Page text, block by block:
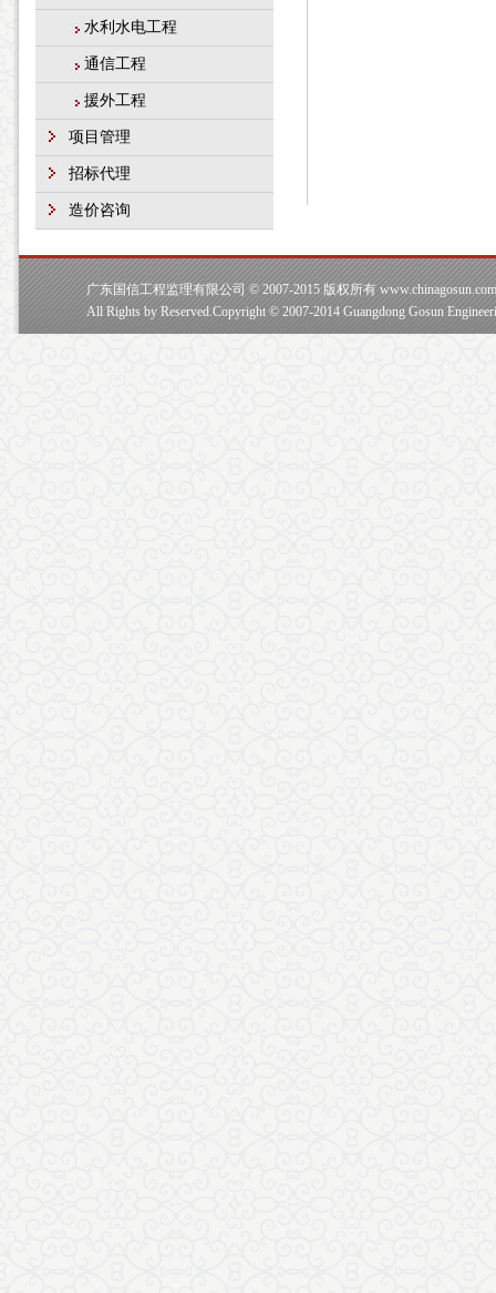
水利水电工程
通信工程
援外工程
项目管理
招标代理
造价咨询
广东国信工程监理有限公司 © 2007-2015 版权所有
All Rights by Reserved.Copyright © 2007-2014 Guangdong Gosun